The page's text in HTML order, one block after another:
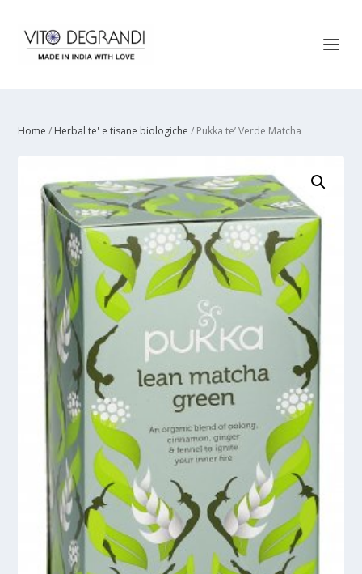
Home / Herbal te' e tisane biologiche / Pukka te’ Verde Matcha